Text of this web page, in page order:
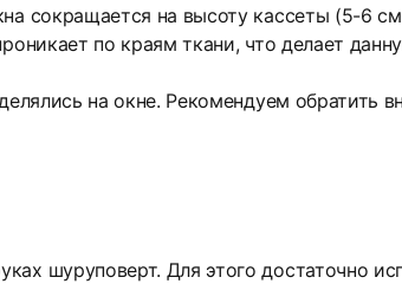
сокращается на высоту кассеты (5-6
по краям ткани, что делает
на окне. Рекомендуем обратить
шуруповерт. Для этого достаточно